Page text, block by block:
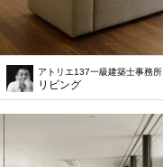
アトリエ137一級建築士事務所
リビング